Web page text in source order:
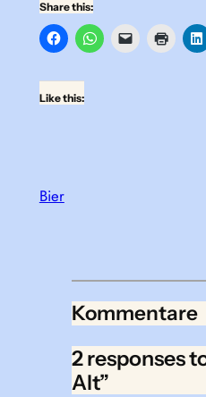
Share this:
Like this:
Bier
Kommentare
2 responses
Alt”